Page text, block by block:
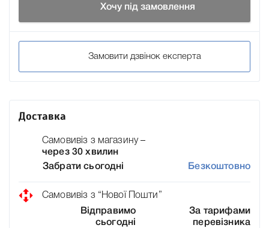
Хочу під замовлення
Замовити дзвінок експерта
Доставка
Самовивіз з магазину –
через 30 хвилин
Забрати сьогодні
Безкоштовно
Самовивіз з “Нової Пошти”
Відправимо
сьогодні
За тарифами
перевізника